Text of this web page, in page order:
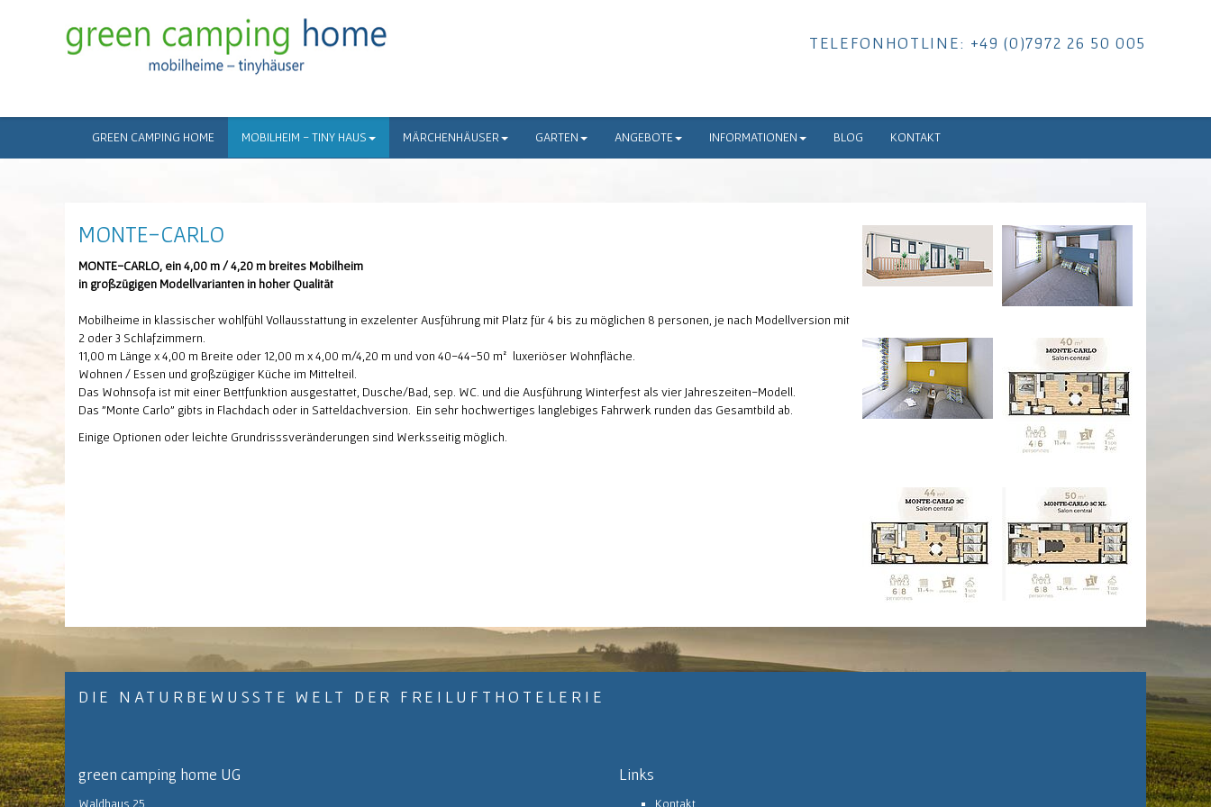
TELEFONHOTLINE: +49 (0)7972 26 50 005
GREEN CAMPING HOME MOBILHEIM - TINY HAUS MÄRCHENHÄUSER GARTEN ANGEBOTE INFORMATIONEN BLOG KONTAKT
MONTE-CARLO
MONTE-CARLO, ein 4,00 m / 4,20 m breites Mobilheim
in großzügigen Modellvarianten in hoher Qualität
Mobilheime in klassischer wohlfühl Vollausstattung in exzelenter Ausführung mit Platz für 4 bis zu möglichen 8 personen, je nach Modellversion mit
2 oder 3 Schlafzimmern.
11,00 m Länge x 4,00 m Breite oder 12,00 m x 4,00 m/4,20 m und von 40-44-50 m² luxeriöser Wohnfläche.
Wohnen / Essen und großzügiger Küche im Mittelteil.
Das Wohnsofa ist mit einer Bettfunktion ausgestattet, Dusche/Bad, sep. WC. und die Ausführung Winterfest als vier Jahreszeiten-Modell.
Das "Monte Carlo" gibts in Flachdach oder in Satteldachversion. Ein sehr hochwertiges langlebiges Fahrwerk runden das Gesamtbild ab.
Einige Optionen oder leichte Grundrisssveränderungen sind Werksseitig möglich.
DIE NATURBEWUSSTE WELT DER FREILUFTHOTELERIE
green camping home UG
Waldhaus 25
Links
Kontakt